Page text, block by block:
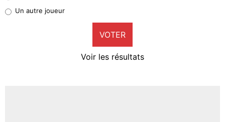
9%
Un autre joueur
VOTER
Voir les résultats